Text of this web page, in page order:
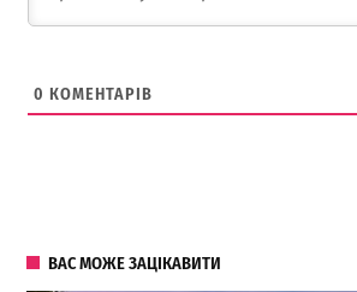
0 КОМЕНТАРІВ
ВАС МОЖЕ ЗАЦІКАВИТИ